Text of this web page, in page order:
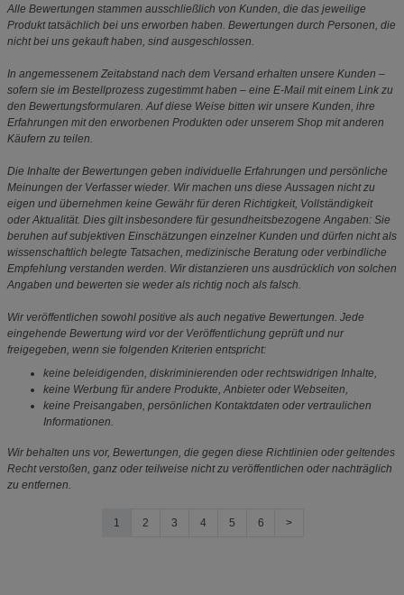
Alle Bewertungen stammen ausschließlich von Kunden, die das jeweilige
Produkt tatsächlich bei uns erworben haben. Bewertungen durch Personen, die
nicht bei uns gekauft haben, sind ausgeschlossen.
In angemessenem Zeitabstand nach dem Versand erhalten unsere Kunden –
sofern sie im Bestellprozess zugestimmt haben – eine E-Mail mit einem Link zu
den Bewertungsformularen. Auf diese Weise bitten wir unsere Kunden, ihre
Erfahrungen mit den erworbenen Produkten oder unserem Shop mit anderen
Käufern zu teilen.
Die Inhalte der Bewertungen geben individuelle Erfahrungen und persönliche
Meinungen der Verfasser wieder. Wir machen uns diese Aussagen nicht zu
eigen und übernehmen keine Gewähr für deren Richtigkeit, Vollständigkeit
oder Aktualität. Dies gilt insbesondere für gesundheitsbezogene Angaben: Sie
beruhen auf subjektiven Einschätzungen einzelner Kunden und dürfen nicht als
wissenschaftlich belegte Tatsachen, medizinische Beratung oder verbindliche
Empfehlung verstanden werden. Wir distanzieren uns ausdrücklich von solchen
Angaben und bewerten sie weder als richtig noch als falsch.
Wir veröffentlichen sowohl positive als auch negative Bewertungen. Jede
eingehende Bewertung wird vor der Veröffentlichung geprüft und nur
freigegeben, wenn sie folgenden Kriterien entspricht:
keine beleidigenden, diskriminierenden oder rechtswidrigen Inhalte,
keine Werbung für andere Produkte, Anbieter oder Webseiten,
keine Preisangaben, persönlichen Kontaktdaten oder vertraulichen
Informationen.
Wir behalten uns vor, Bewertungen, die gegen diese Richtlinien oder geltendes
Recht verstoßen, ganz oder teilweise nicht zu veröffentlichen oder nachträglich
zu entfernen.
1 2 3 4 5 6 >